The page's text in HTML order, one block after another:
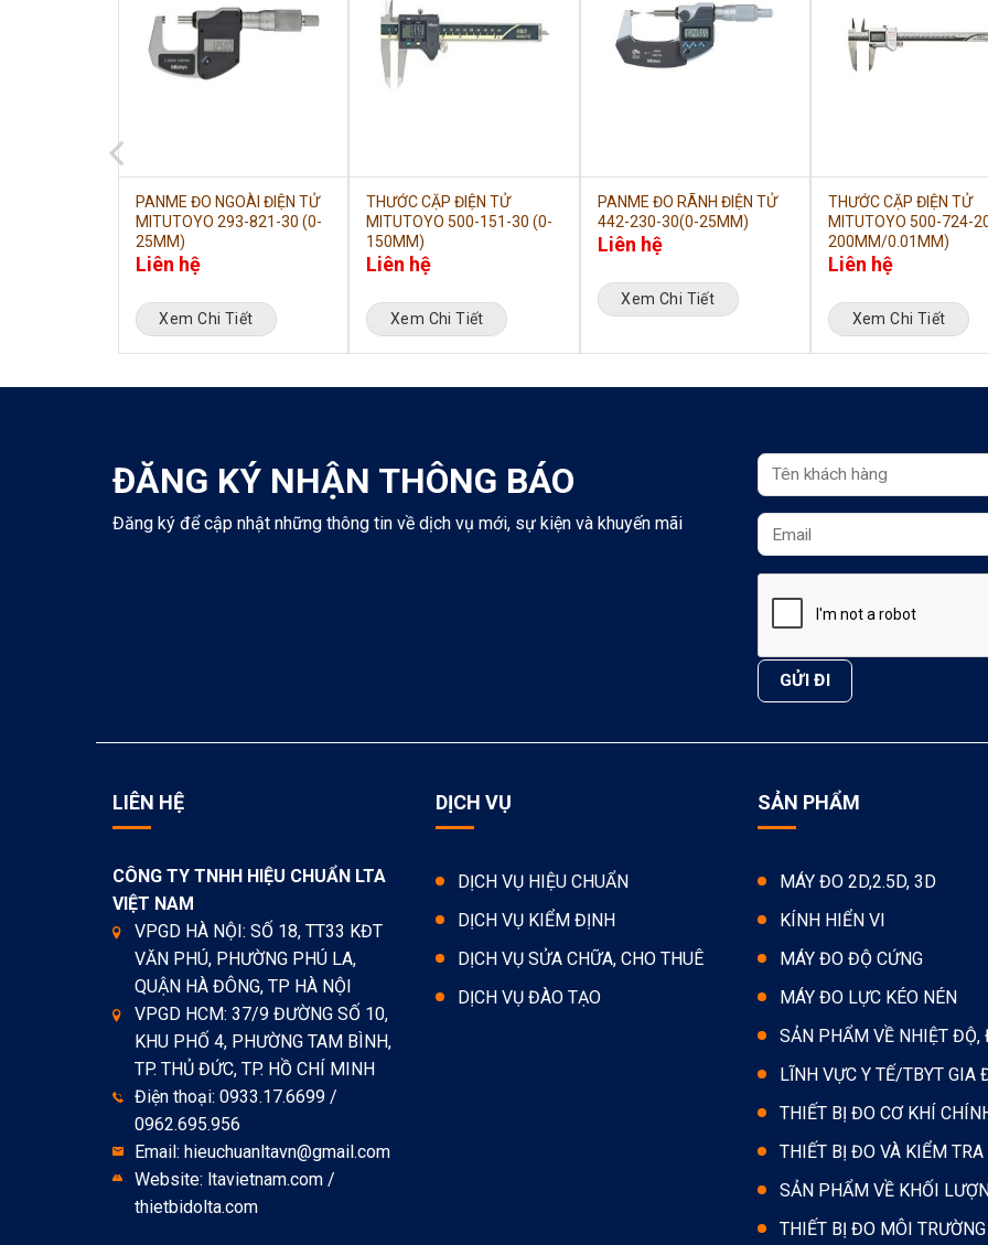
PANME ĐO NGOÀI ĐIỆN TỬ
MITUTOYO 293-821-30 (0-
25MM)
Liên hệ
Xem Chi Tiết
THƯỚC CẶP ĐIỆN TỬ
MITUTOYO 500-151-30 (0-
150MM)
Liên hệ
Xem Chi Tiết
PANME ĐO RÃNH ĐIỆN TỬ
442-230-30(0-25MM)
Liên hệ
Xem Chi Tiết
THƯỚC CẶP ĐIỆN TỬ
MITUTOYO 500-724-
200MM/0.01MM)
Liên hệ
Xem Chi Tiết
ĐĂNG KÝ NHẬN THÔNG BÁO
Đăng ký để cập nhật những thông tin về dịch vụ mới, sự kiện và khuyến mãi
LIÊN HỆ
CÔNG TY TNHH HIỆU CHUẨN LTA
VIỆT NAM
VPGD HÀ NỘI: SỐ 18, TT33 KĐT
VĂN PHÚ, PHƯỜNG PHÚ LA,
QUẬN HÀ ĐÔNG, TP HÀ NỘI
VPGD HCM: 37/9 ĐƯỜNG SỐ 10,
KHU PHỐ 4, PHƯỜNG TAM BÌNH,
TP. THỦ ĐỨC, TP. HỒ CHÍ MINH
Điện thoại: 0933.17.6699 /
0962.695.956
Email: hieuchuanltavn@gmail.com
Website: ltavietnam.com /
thietbidolta.com
DỊCH VỤ
DỊCH VỤ HIỆU CHUẨN
DỊCH VỤ KIỂM ĐỊNH
DỊCH VỤ SỬA CHỮA, CHO THUÊ
DỊCH VỤ ĐÀO TẠO
SẢN PHẨM
MÁY ĐO 2D,2.5D, 3D
KÍNH HIỂN VI
MÁY ĐO ĐỘ CỨNG
MÁY ĐO LỰC KÉO NÉN
SẢN PHẨM VỀ NHIỆT ĐỘ,
LĨNH VỰC Y TẾ/TBYT GIA
THIẾT BỊ ĐO CƠ KHÍ
THIẾT BỊ ĐO VÀ KIỂM
SẢN PHẨM VỀ KHỐI
THIẾT BỊ ĐO MÔI TRƯỜNG